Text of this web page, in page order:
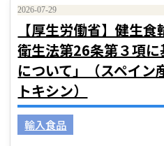
2026-07-29
【厚生労働省】健生
衛生法第26条第３項
について」（スペイン
トキシン）
輸入食品